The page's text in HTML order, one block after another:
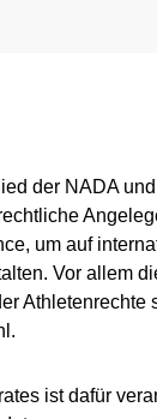
der NADA
um auf
Vor allem
ist dafür